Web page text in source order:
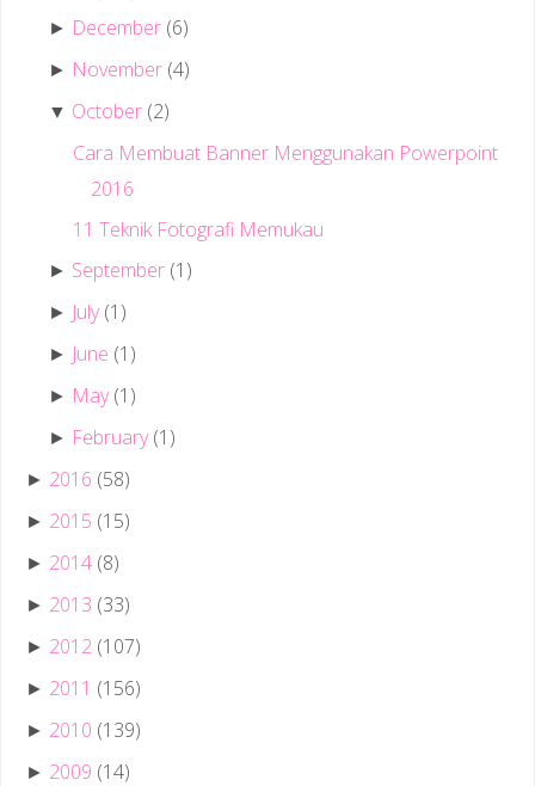
► December (6)
► November (4)
▼ October (2)
Cara Membuat Banner Menggunakan Powerpoint
2016
11 Teknik Fotografi Memukau
► September (1)
► July (1)
► June (1)
► May (1)
► February (1)
► 2016 (58)
► 2015 (15)
► 2014 (8)
► 2013 (33)
► 2012 (107)
► 2011 (156)
► 2010 (139)
► 2009 (14)